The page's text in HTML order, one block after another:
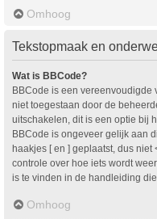
Omhoog
Tekstopmaak en
Wat is BBCode?
BBCode is een vereenvoudigde
niet toegestaan door de
uitschakelen, dit is een optie bij
BBCode is ongeveer gelijk aan
haakjes [ en ] geplaatst, dus niet
controle over hoe iets wordt
is te vinden in de handleiding
Omhoog